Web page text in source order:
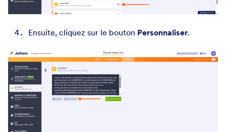
Ensuite, cliquez sur le bouton Personnaliser.